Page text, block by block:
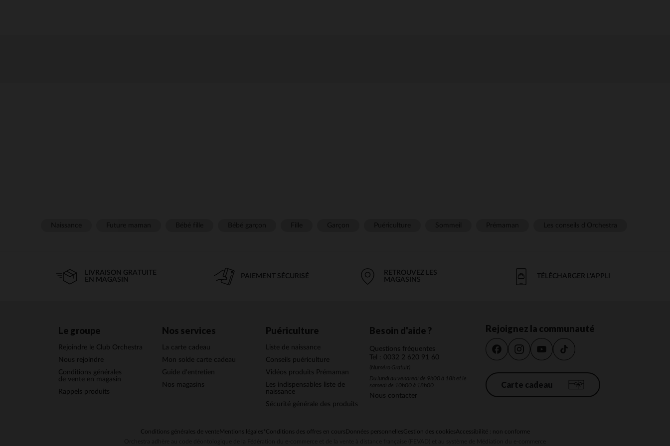
LIVRAISON GRATUITE
EN MAGASIN
PAIEMENT SÉCURISÉ
RETROUVEZ LES
MAGASINS
TÉLÉCHARGER L'APPLI
Le groupe
Rejoindre le Club Orchestra
Nous rejoindre
Conditions générales
de vente en magasin
Rappels produits
Nos services
La carte cadeau
Mon solde carte cadeau
Guide d'entretien
Nos magasins
Puériculture
Liste de naissance
Conseils puériculture
Vidéos produits Prémaman
Les indispensables liste de
naissance
Sécurité générale des produits
Besoin d'aide ?
Questions fréquentes
Tel : 0032 2 620 91 60
(Numéro Gratuit)
Du lundi au vendredi de 9h00 à 18h et le
samedi de 10h00 à 18h00
Nous contacter
Rejoignez la communauté
Carte cadeau
Conditions générales de venteMentions légales *Conditions des offres en cours Données personnellesGestion des cookiesAccessibilité : non conforme